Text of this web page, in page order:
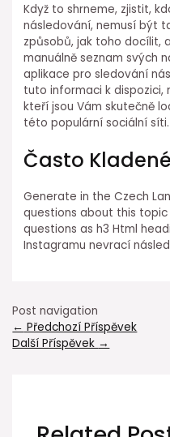
Když to shrneme, zjistit,
následování, nemusí být
způsobů, jak toho docílit,
manuálně seznam svých
aplikace pro sledování
tuto informaci k
kteří jsou Vám skutečně
této populární sociální síti.
Často
Generate in the Czech
questions about this
questions as h3 Html
Instagramu nevrací
Post navigation
← Předchozí Příspěvek
Další Příspěvek →